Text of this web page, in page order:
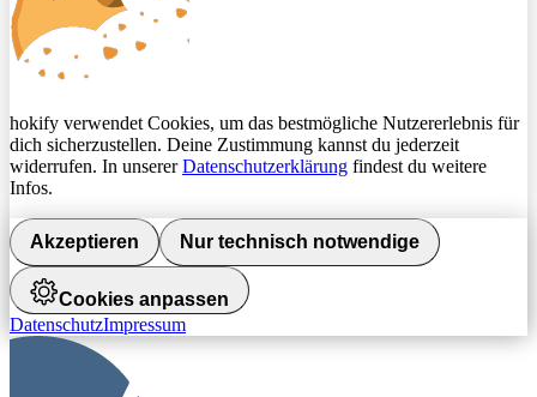
hokify verwendet Cookies, um das bestmögliche Nutzererlebnis für
dich sicherzustellen. Deine Zustimmung kannst du jederzeit
widerrufen. In unsererDatenschutzerklärung findest du weitere
Infos.
Akzeptieren Nur technisch notwendige
Cookies anpassen
DatenschutzImpressum